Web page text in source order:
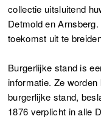
collectie uitsluitend
Detmold en
toekomst uit te
Burgerlijke stand is
informatie. Ze
burgerlijke stand,
1876 verplicht in alle